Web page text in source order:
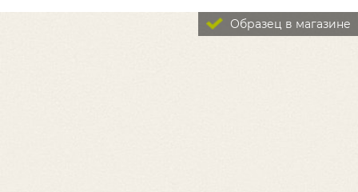
Образец в магазине